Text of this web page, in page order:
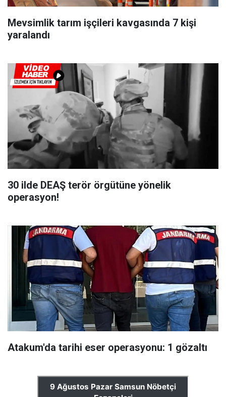
Mevsimlik tarım işçileri kavgasında 7 kişi
yaralandı
30 ilde DEAŞ terör örgütüne yönelik
operasyon!
Atakum'da tarihi eser operasyonu: 1 gözaltı